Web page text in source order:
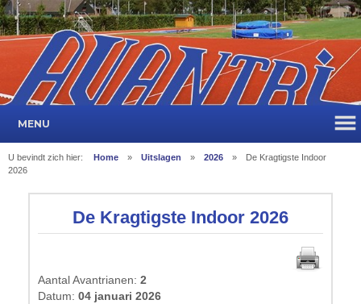
MENU
U bevindt zich hier: Home » Uitslagen » 2026 »
De Kragtigste Indoor
2026
De Kragtigste Indoor 2026
Aantal Avantrianen: 2
Datum: 04 januari 2026